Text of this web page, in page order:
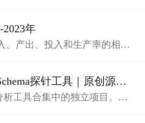
Qt/C++ 零基础初学者，学习
遍历、UI 交互开发； 需要本
、自媒体从业者； 想要学习
压缩配图，降低图片体积节省
一图片尺寸，批量轻量化相
文件选择、QDir 文
2023年
名称：佩恩表
2023年
报告与PPT数字核对Schema探针工具｜原创源码+测试+离线报告
工具合集中的独立项目。每